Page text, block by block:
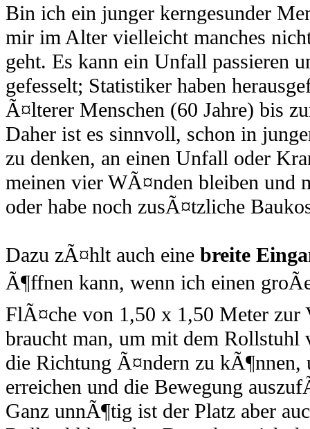
Bin ich ein junger kerngesunder
mir im Alter vielleicht manches
geht. Es kann ein Unfall passieren
gefesselt; Statistiker haben
Ã¤lterer Menschen (60 Jahre) bis
Daher ist es sinnvoll, schon in
zu denken, an einen Unfall oder
meinen vier WÃ¤nden bleiben und
oder habe noch zusÃ¤tzliche
Dazu zÃ¤hlt auch eine breite
Ã¶ffnen kann, wenn ich einen
FlÃ¤che von 1,50 x 1,50 Meter
braucht man, um mit dem
die Richtung Ã¤ndern zu
erreichen und die Bewegung
Ganz unnÃ¶tig ist der Platz aber